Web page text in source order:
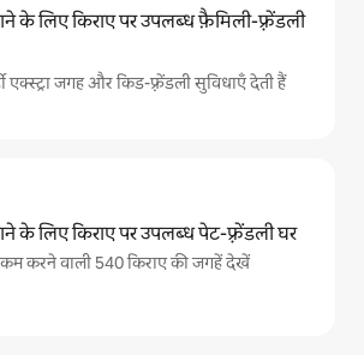
के लिए किराए पर उपलब्ध फ़ैमिली-फ़्रेंडली
एक्स्ट्रा जगह और किड-फ़्रेंडली सुविधाएँ देती हैं
के लिए किराए पर उपलब्ध पेट-फ़्रेंडली घर
करने वाली 540 किराए की जगहें देखें